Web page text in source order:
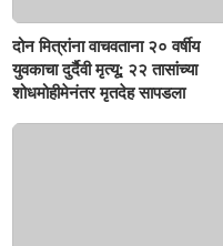
दोन मित्रांना वाचवताना २० वर्षीय
युवकाचा दुर्दैवी मृत्यू; २२ तासांच्या
शोधमोहीमेनंतर मृतदेह सापडला